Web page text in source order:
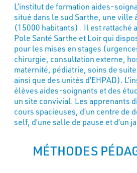
L’institut de formation aides-
situé dans le sud Sarthe, une ville
(15000 habitants) . Il est rattaché
Pole Santé Sarthe et Loir qui
pour les mises en stages
chirurgie, consultation externe,
maternité, pédiatrie, soins de
ainsi que des unités d’EHPAD).
élèves aides-soignants et des
un site convivial. Les apprenants
cours spacieuses, d’un centre de
self, d’une salle de pause et d’un
MÉTHODES